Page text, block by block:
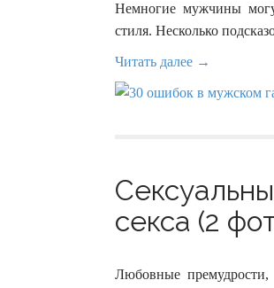
Немногие мужчины
стиля. Несколько
Читать далее →
секса (2
Любовные